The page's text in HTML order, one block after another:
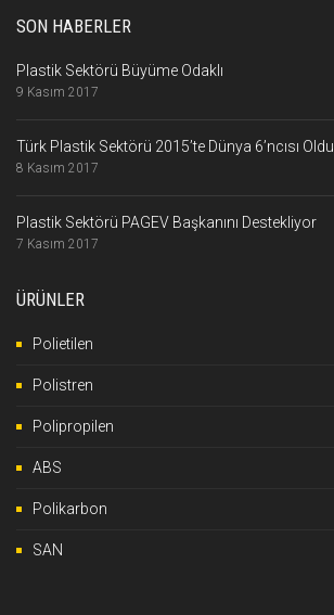
SON HABERLER
Plastik Sektörü Büyüme Odaklı
9 Kasım 2017
Türk Plastik Sektörü 2015’te Dünya 6’ncısı Oldu
8 Kasım 2017
Plastik Sektörü PAGEV Başkanını Destekliyor
7 Kasım 2017
ÜRÜNLER
Polietilen
Polistren
Polipropilen
ABS
Polikarbon
SAN